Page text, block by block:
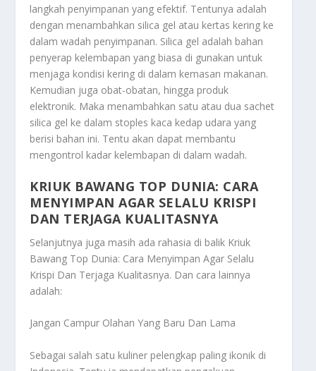
langkah penyimpanan yang efektif. Tentunya adalah
dengan menambahkan silica gel atau kertas kering ke
dalam wadah penyimpanan. Silica gel adalah bahan
penyerap kelembapan yang biasa di gunakan untuk
menjaga kondisi kering di dalam kemasan makanan.
Kemudian juga obat-obatan, hingga produk
elektronik. Maka menambahkan satu atau dua sachet
silica gel ke dalam stoples kaca kedap udara yang
berisi bahan ini. Tentu akan dapat membantu
mengontrol kadar kelembapan di dalam wadah.
KRIUK BAWANG TOP DUNIA: CARA
MENYIMPAN AGAR SELALU KRISPI
DAN TERJAGA KUALITASNYA
Selanjutnya juga masih ada rahasia di balik Kriuk
Bawang Top Dunia: Cara Menyimpan Agar Selalu
Krispi Dan Terjaga Kualitasnya. Dan cara lainnya
adalah:
Jangan Campur Olahan Yang Baru Dan Lama
Sebagai salah satu kuliner pelengkap paling ikonik di